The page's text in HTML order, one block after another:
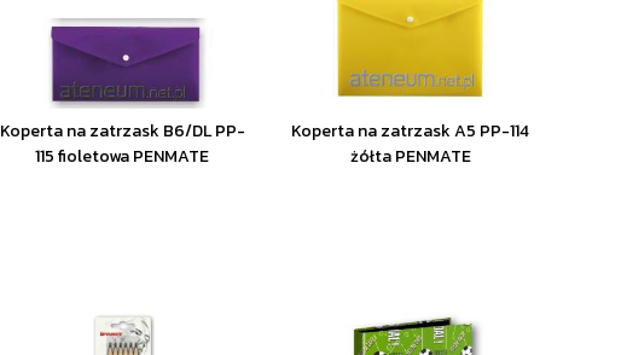
Koperta na zatrzask B6/DL PP-
115 fioletowa PENMATE
Koperta na zatrzask A5 PP-114
żółta PENMATE